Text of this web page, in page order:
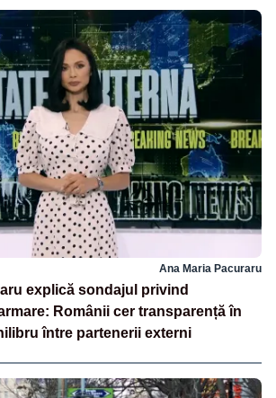
Ana Maria Pacuraru
explică sondajul privind
Românii cer transparență în
între partenerii externi